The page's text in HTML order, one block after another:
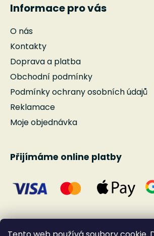
Informace pro vás
O nás
Kontakty
Doprava a platba
Obchodní podmínky
Podmínky ochrany osobních údajů
Reklamace
Moje objednávka
Přijímáme online platby